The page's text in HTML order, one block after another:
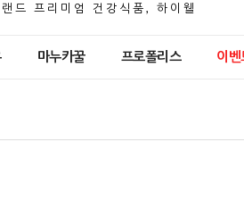
랜 드 프 리 미 엄 건 강 식 품 , 하 이 웰
마누카꿀 프로폴리스 이벤